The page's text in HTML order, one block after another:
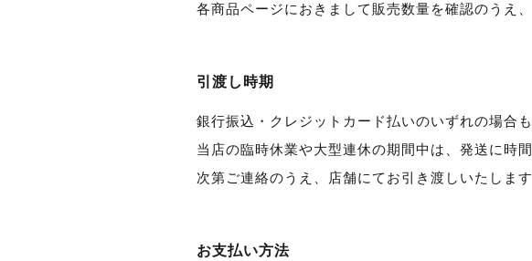
各商品ページにおきまして販売数量を確認のうえ
引渡し時期
銀行振込・クレジットカード払いのいずれの場合
当店の臨時休業や大型連休の期間中は、発送に時
次第ご連絡のうえ、店舗にてお引き渡しいたします
お支払い方法